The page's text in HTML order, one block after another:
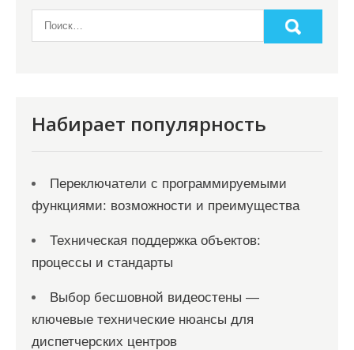
Набирает популярность
Переключатели с программируемыми
функциями: возможности и преимущества
Техническая поддержка объектов:
процессы и стандарты
Выбор бесшовной видеостены —
ключевые технические нюансы для
диспетчерских центров